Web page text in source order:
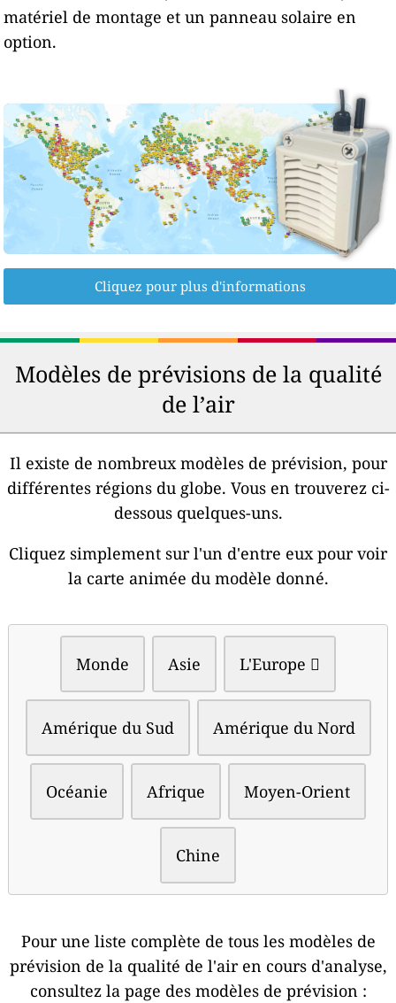
matériel de montage et un panneau solaire en
option.
Cliquez pour plus d'informations
Modèles de prévisions de la qualité
de l’air
Il existe de nombreux modèles de prévision, pour
différentes régions du globe. Vous en trouverez ci-
dessous quelques-uns.
Cliquez simplement sur l'un d'entre eux pour voir
la carte animée du modèle donné.
Monde Asie L'Europe 
Amérique du Sud Amérique du Nord
Océanie Afrique Moyen-Orient
Chine
Pour une liste complète de tous les modèles de
prévision de la qualité de l'air en cours d'analyse,
consultez la page des modèles de prévision :